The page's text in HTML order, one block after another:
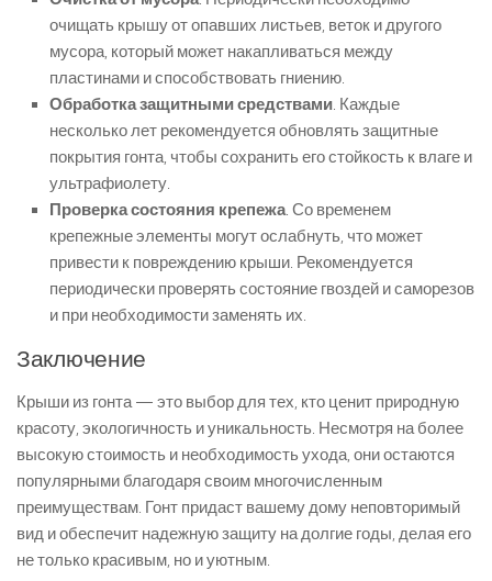
очищать крышу от опавших листьев, веток и другого
мусора, который может накапливаться между
пластинами и способствовать гниению.
Обработка защитными средствами. Каждые
несколько лет рекомендуется обновлять защитные
покрытия гонта, чтобы сохранить его стойкость к влаге и
ультрафиолету.
Проверка состояния крепежа. Со временем
крепежные элементы могут ослабнуть, что может
привести к повреждению крыши. Рекомендуется
периодически проверять состояние гвоздей и саморезов
и при необходимости заменять их.
Заключение
Крыши из гонта — это выбор для тех, кто ценит природную
красоту, экологичность и уникальность. Несмотря на более
высокую стоимость и необходимость ухода, они остаются
популярными благодаря своим многочисленным
преимуществам. Гонт придаст вашему дому неповторимый
вид и обеспечит надежную защиту на долгие годы, делая его
не только красивым, но и уютным.